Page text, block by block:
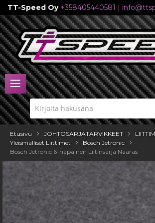
TT-Speed Oy +358405440581 |
Skip
to
Content
Etusivu JOHTOSARJATARVIKKEET
Yleismalliset Liittimet
Bosch Jetronic
Bosch Jetronic 6-napainen Liitinsarja Naaras
to
the
end
of
the